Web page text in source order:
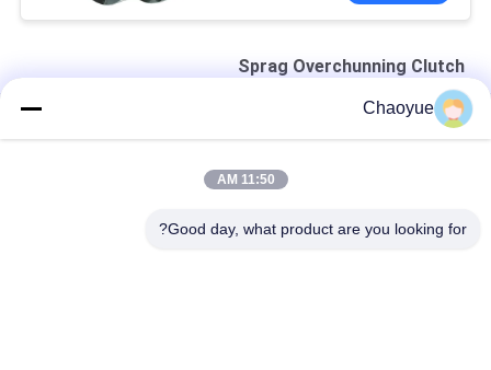
Sprag Overchunning Clutch
15100 N.M قطر بیرونی 310 میلی متر Sprag کلاچ مشکی
طرفه
Chaoyue
11:50 AM
Good day, what product are you looking for?